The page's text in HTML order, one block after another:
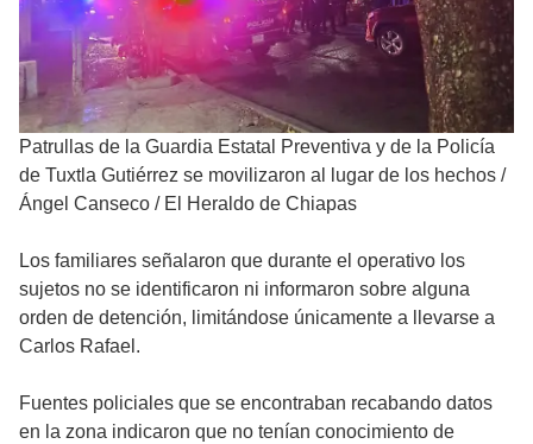
Patrullas de la Guardia Estatal Preventiva y de la Policía
de Tuxtla Gutiérrez se movilizaron al lugar de los hechos /
Ángel Canseco / El Heraldo de Chiapas
Los familiares señalaron que durante el operativo los
sujetos no se identificaron ni informaron sobre alguna
orden de detención, limitándose únicamente a llevarse a
Carlos Rafael.
Fuentes policiales que se encontraban recabando datos
en la zona indicaron que no tenían conocimiento de